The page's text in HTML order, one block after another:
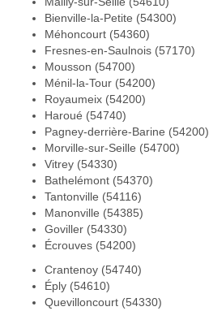
Bienville-la-Petite (54300)
Méhoncourt (54360)
Fresnes-en-Saulnois (57170)
Mousson (54700)
Ménil-la-Tour (54200)
Royaumeix (54200)
Haroué (54740)
Pagney-derrière-Barine (54200)
Morville-sur-Seille (54700)
Vitrey (54330)
Bathelémont (54370)
Tantonville (54116)
Manonville (54385)
Goviller (54330)
Écrouves (54200)
Crantenoy (54740)
Éply (54610)
Quevilloncourt (54330)